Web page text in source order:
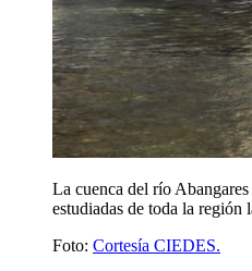
La cuenca del río Abangares
estudiadas de toda la región
Foto: Cortesía CIEDES.